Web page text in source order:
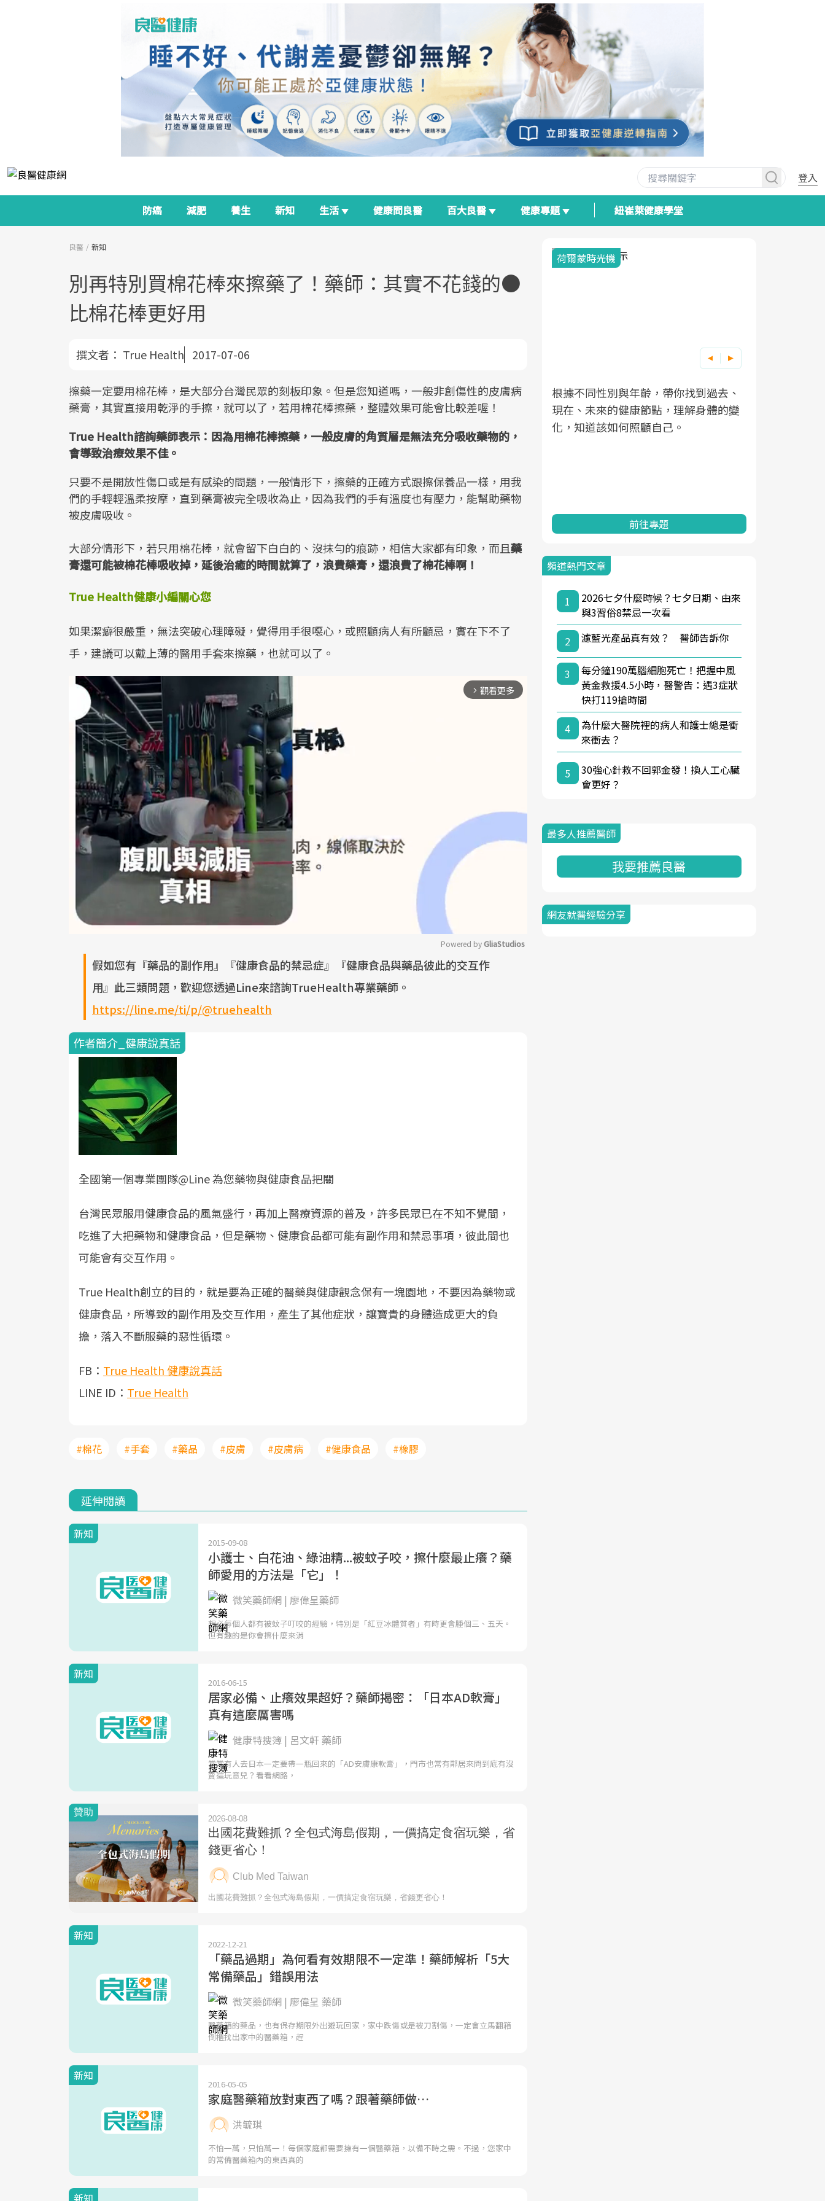
登入
防癌 減肥 養生 新知 生活 健康問良醫 百大良醫 健康專題 紐崔萊健康學堂
良醫 新知
別再特別買棉花棒來擦藥了！藥師：其實不花錢的●
比棉花棒更好用
撰文者： True Health 2017-07-06
擦藥一定要用棉花棒，是大部分台灣民眾的刻板印象。但是您知道嗎，一般非創傷性的皮膚病
藥膏，其實直接用乾淨的手擦，就可以了，若用棉花棒擦藥，整體效果可能會比較差喔！
True Health諮詢藥師表示：因為用棉花棒擦藥，一般皮膚的角質層是無法充分吸收藥物的，
會導致治療效果不佳。
只要不是開放性傷口或是有感染的問題，一般情形下，擦藥的正確方式跟擦保養品一樣，用我
們的手輕輕溫柔按摩，直到藥膏被完全吸收為止，因為我們的手有溫度也有壓力，能幫助藥物
被皮膚吸收。
大部分情形下，若只用棉花棒，就會留下白白的、沒抹勻的痕跡，相信大家都有印象，而且藥
膏還可能被棉花棒吸收掉，延後治癒的時間就算了，浪費藥膏，還浪費了棉花棒啊！
True Health健康小編關心您
如果潔癖很嚴重，無法突破心理障礙，覺得用手很噁心，或照顧病人有所顧忌，實在下不了
手，建議可以戴上薄的醫用手套來擦藥，也就可以了。
arrow_forward_ios 觀看更多
Powered by GliaStudios
假如您有『藥品的副作用』『健康食品的禁忌症』『健康食品與藥品彼此的交互作
用』此三類問題，歡迎您透過Line來諮詢TrueHealth專業藥師。
https://line.me/ti/p/@truehealth
作者簡介_健康說真話
全國第一個專業團隊@Line 為您藥物與健康食品把關
台灣民眾服用健康食品的風氣盛行，再加上醫療資源的普及，許多民眾已在不知不覺間，
吃進了大把藥物和健康食品，但是藥物、健康食品都可能有副作用和禁忌事項，彼此間也
可能會有交互作用。
True Health創立的目的，就是要為正確的醫藥與健康觀念保有一塊園地，不要因為藥物或
健康食品，所導致的副作用及交互作用，產生了其他症狀，讓寶貴的身體造成更大的負
擔，落入不斷服藥的惡性循環。
FB： True Health 健康說真話
LINE ID： True Health
#棉花 #手套 #藥品 #皮膚 #皮膚病 #健康食品 #橡膠
延伸閱讀
新知
2015-09-08
小護士、白花油、綠油精...被蚊子咬，擦什麼最止癢？藥
師愛用的方法是「它」！
微笑藥師網 | 廖偉呈藥師
想必每個人都有被蚊子叮咬的經驗，特別是「紅豆冰體質者」有時更會腫個三、五天。
但有趣的是你會擦什麼來消
新知
2016-06-15
居家必備、止癢效果超好？藥師揭密：「日本AD軟膏」
真有這麼厲害嗎
健康特搜簿 | 呂文軒 藥師
常常有人去日本一定要帶一瓶回來的「AD安膚康軟膏」，門市也常有鄰居來問到底有沒
賣這玩意兒？看看網路，
新知
2022-12-21
「藥品過期」為何看有效期限不一定準！藥師解析「5大
常備藥品」錯誤用法
微笑藥師網 | 廖偉呈 藥師
醫藥箱的藥品，也有保存期限外出遊玩回家，家中跌傷或是被刀割傷，一定會立馬翻箱
倒櫃找出家中的醫藥箱，趕
新知
2016-05-05
家庭醫藥箱放對東西了嗎？跟著藥師做…
洪毓琪
不怕一萬，只怕萬一！每個家庭都需要擁有一個醫藥箱，以備不時之需。不過，您家中
的常備醫藥箱內的東西真的
新知
面對超高齡社會的浪潮，台灣正在快速
邁向「健康照護」的新時代。隨著國家
政策如「健康台灣推動委員會」與「長
照3.0」的推進，「預防醫學」已成全民
療院所的服務，更是民眾了解自身健康
狀況、啟動健康管理的重要起點。
2025年，就到良醫生活祭體驗「一站式
健康新生活」，從講座、體驗到運動，
全面啟動你的健康革命！
良醫健康網從「換季的身體變化」出
發，透過醫學觀點與日常感受的對話，
建立對亞健康的認知，進而引導實際的
改善行動。
荷爾蒙時光機
根據不同性別與年齡，帶你找到過去、
現在、未來的健康節點，理解身體的變
化，知道該如何照顧自己。
前往專題
頻道熱門文章
1
2026七夕什麼時候？七夕日期、由來
與3習俗8禁忌一次看
2
濾藍光產品真有效？ 醫師告訴你
3
每分鐘190萬腦細胞死亡！把握中風
黃金救援4.5小時，醫警告：遇3症狀
快打119搶時間
4
為什麼大醫院裡的病人和護士總是衝
來衝去？
5
30強心針救不回郭金發！換人工心臟
會更好？
最多人推薦醫師
我要推薦良醫
網友就醫經驗分享